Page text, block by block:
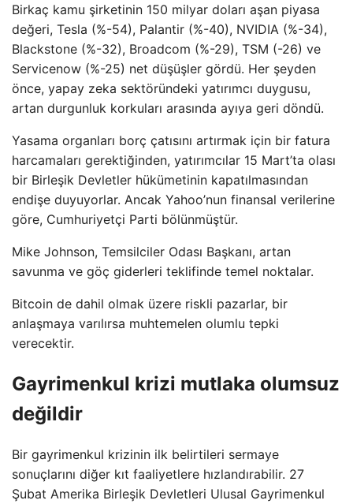
Birkaç kamu şirketinin 150 milyar doları aşan piyasa
değeri, Tesla (%-54), Palantir (%-40), NVIDIA (%-34),
Blackstone (%-32), Broadcom (%-29), TSM (-26) ve
Servicenow (%-25) net düşüşler gördü. Her şeyden
önce, yapay zeka sektöründeki yatırımcı duygusu,
artan durgunluk korkuları arasında ayıya geri döndü.
Yasama organları borç çatısını artırmak için bir fatura
harcamaları gerektiğinden, yatırımcılar 15 Mart’ta olası
bir Birleşik Devletler hükümetinin kapatılmasından
endişe duyuyorlar. Ancak Yahoo’nun finansal verilerine
göre, Cumhuriyetçi Parti bölünmüştür.
Mike Johnson, Temsilciler Odası Başkanı, artan
savunma ve göç giderleri teklifinde temel noktalar.
Bitcoin de dahil olmak üzere riskli pazarlar, bir
anlaşmaya varılırsa muhtemelen olumlu tepki
verecektir.
Gayrimenkul krizi mutlaka olumsuz
değildir
Bir gayrimenkul krizinin ilk belirtileri sermaye
sonuçlarını diğer kıt faaliyetlere hızlandırabilir. 27
Şubat Amerika Birleşik Devletleri Ulusal Gayrimenkul